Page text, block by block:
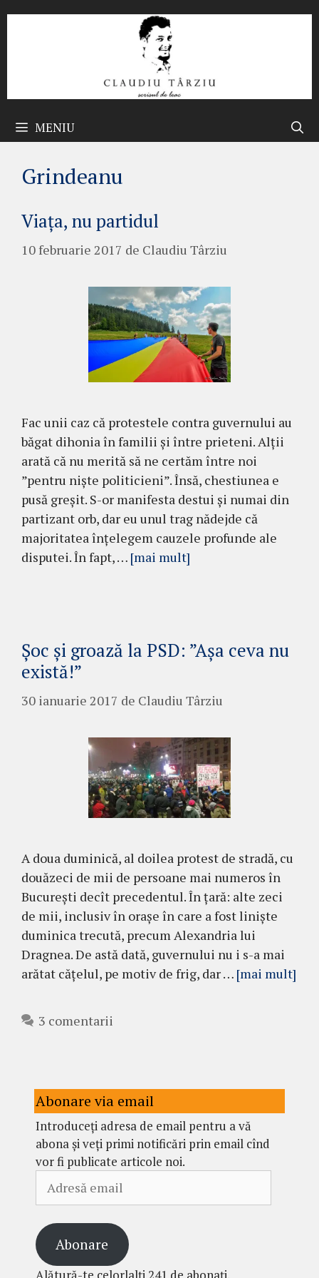
MENIU
Grindeanu
Viața, nu partidul
10 februarie 2017 de Claudiu Târziu
Fac unii caz că protestele contra guvernului au
băgat dihonia în familii și între prieteni. Alții
arată că nu merită să ne certăm între noi
”pentru niște politicieni”. Însă, chestiunea e
pusă greșit. S-or manifesta destui și numai din
partizant orb, dar eu unul trag nădejde că
majoritatea înțelegem cauzele profunde ale
disputei. În fapt, … [mai mult]
Șoc și groază la PSD: ”Așa ceva nu
există!”
30 ianuarie 2017 de Claudiu Târziu
A doua duminică, al doilea protest de stradă, cu
douăzeci de mii de persoane mai numeros în
București decît precedentul. În țară: alte zeci
de mii, inclusiv în orașe în care a fost liniște
duminica trecută, precum Alexandria lui
Dragnea. De astă dată, guvernului nu i s-a mai
arătat cățelul, pe motiv de frig, dar … [mai mult]
3 comentarii
Abonare via email
Introduceți adresa de email pentru a vă
abona și veți primi notificări prin email cînd
vor fi publicate articole noi.
email
Abonare
Alătură-te celorlalți 241 de abonați.